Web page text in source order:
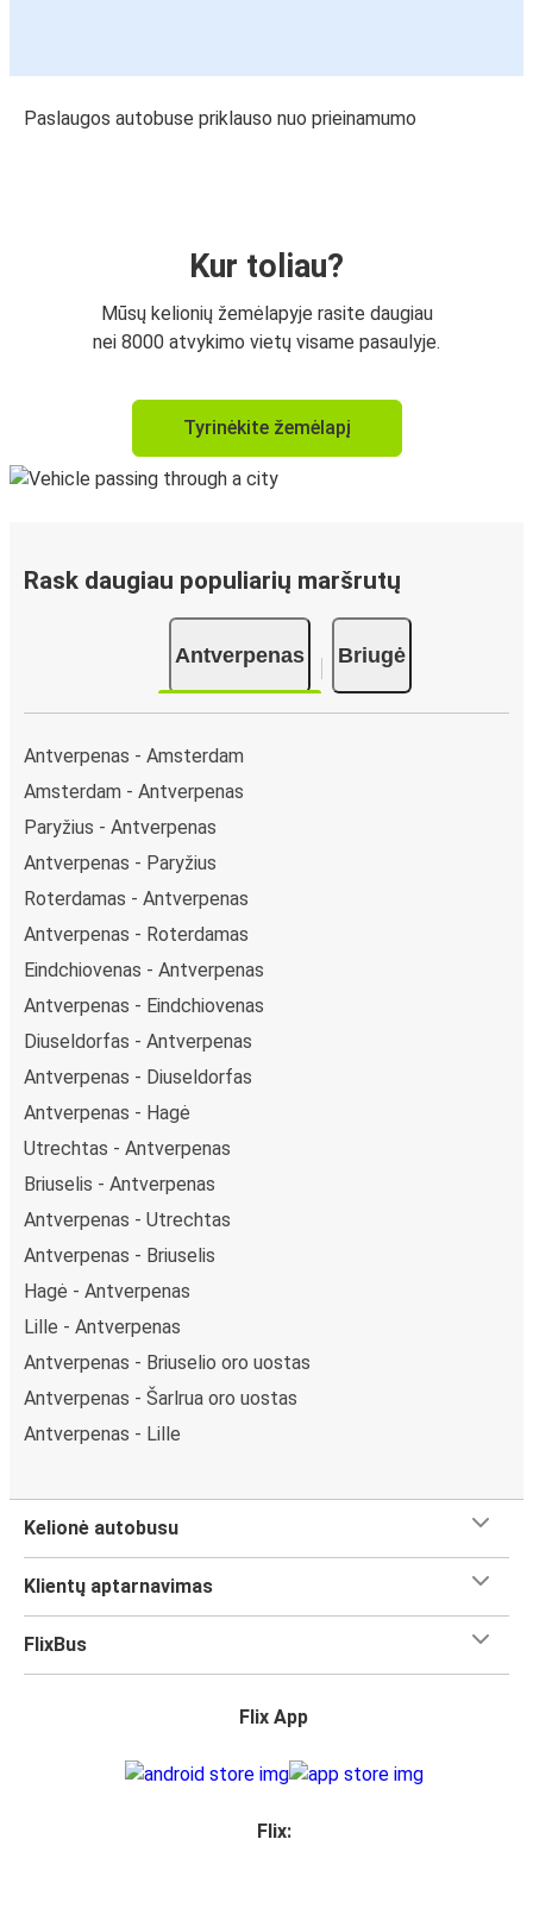
Paslaugos autobuse priklauso nuo prieinamumo
Kur toliau?
Mūsų kelionių žemėlapyje rasite daugiau
nei 8000 atvykimo vietų visame pasaulyje.
Tyrinėkite žemėlapį
Rask daugiau populiarių maršrutų
Antverpenas Briugė
Antverpenas - Amsterdam
Amsterdam - Antverpenas
Paryžius - Antverpenas
Antverpenas - Paryžius
Roterdamas - Antverpenas
Antverpenas - Roterdamas
Eindchiovenas - Antverpenas
Antverpenas - Eindchiovenas
Diuseldorfas - Antverpenas
Antverpenas - Diuseldorfas
Antverpenas - Hagė
Utrechtas - Antverpenas
Briuselis - Antverpenas
Antverpenas - Utrechtas
Antverpenas - Briuselis
Hagė - Antverpenas
Lille - Antverpenas
Antverpenas - Briuselio oro uostas
Antverpenas - Šarlruа oro uostas
Antverpenas - Lille
Kelionė autobusu
Klientų aptarnavimas
FlixBus
Flix App
Flix: